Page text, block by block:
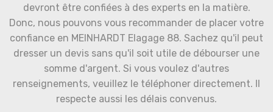
devront être confiées à des experts en la matière.
Donc, nous pouvons vous recommander de placer votre
confiance en MEINHARDT Elagage 88. Sachez qu'il peut
dresser un devis sans qu'il soit utile de débourser une
somme d'argent. Si vous voulez d'autres
renseignements, veuillez le téléphoner directement. Il
respecte aussi les délais convenus.